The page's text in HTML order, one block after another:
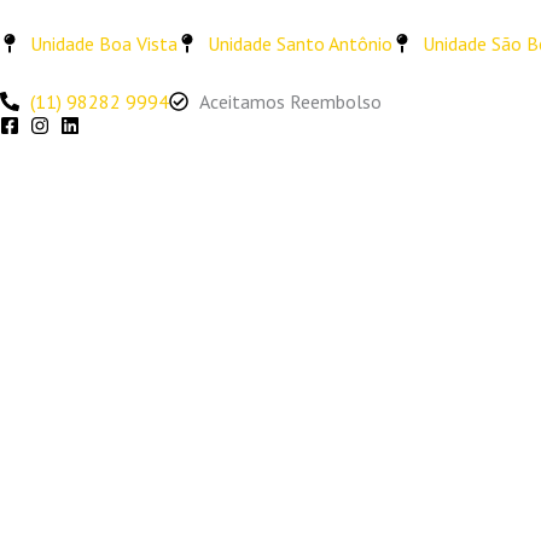
para
conteúdo
Unidade Boa Vista Unidade Santo Antônio Unidade São
(11) 98282 9994 Aceitamos Reembolso